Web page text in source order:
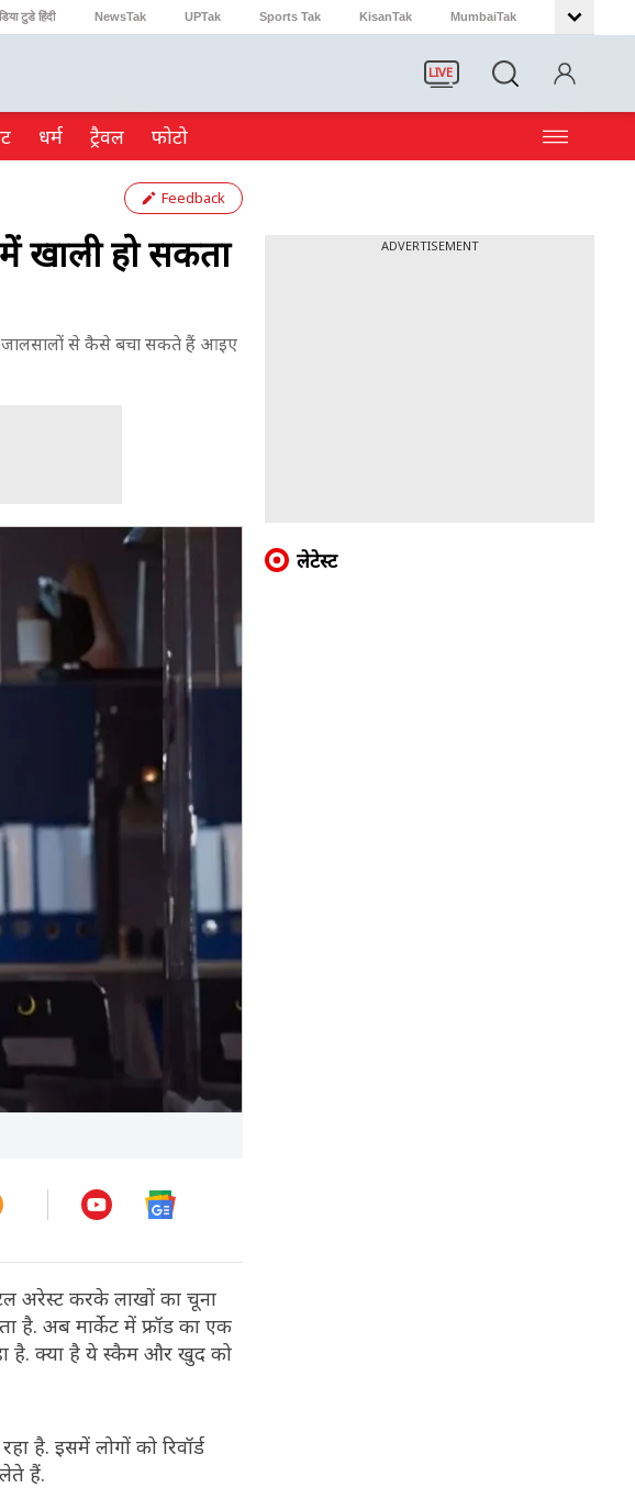
टुडे हिंदी NewsTak UPTak Sports Tak KisanTak MumbaiTak
LIVE
धर्म ट्रैवल फोटो
Feedback
खाली हो सकता
जालसालों से कैसे बचा सकते हैं आइए
अरेस्ट करके लाखों का चूना
है. अब मार्केट में फ्रॉड का एक
है. क्या है ये स्कैम और खुद को
है. इसमें लोगों को रिवॉर्ड
हैं.
ADVERTISEMENT
लेटेस्ट